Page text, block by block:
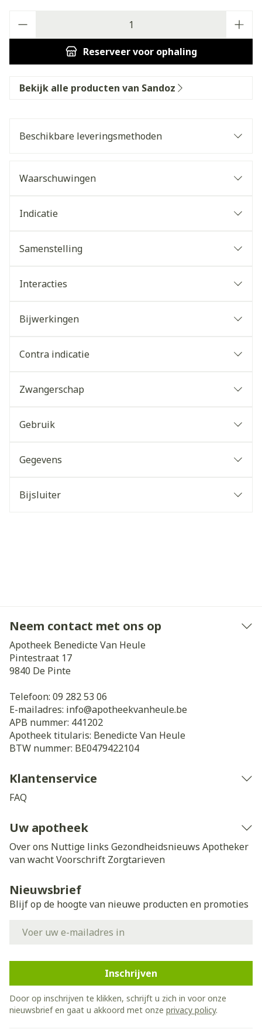
Reserveervoor ophaling
Bekijk alle producten van Sandoz
Beschikbare leveringsmethoden
Waarschuwingen
Indicatie
Samenstelling
Interacties
Bijwerkingen
Contra indicatie
Zwangerschap
Gebruik
Gegevens
Bijsluiter
Neem contact met ons op
Apotheek Benedicte Van Heule
Pintestraat 17
9840 De Pinte
Telefoon: 09 282 53 06
E-mailadres: info@apotheekvanheule.be
APB nummer: 441202
Apotheek titularis: Benedicte Van Heule
BTW nummer: BE0479422104
Klantenservice
FAQ
Uw apotheek
Over ons Nuttige links Gezondheidsnieuws Apotheker
van wachtVoorschrift Zorgtarieven
Nieuwsbrief
Blijf op de hoogte van nieuwe producten en promoties
Inschrijven
Door op inschrijven te klikken, schrijft u zich in voor onze
nieuwsbrief en gaat u akkoord met onze privacy policy.